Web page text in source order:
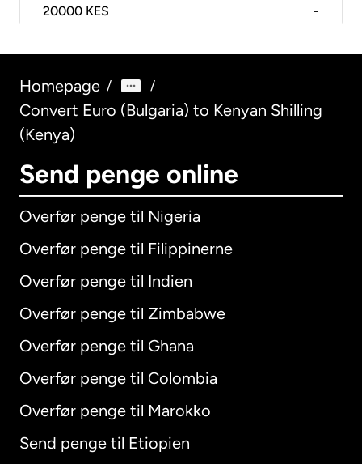
20000 KES -
Homepage / /
Convert Euro (Bulgaria) to Kenyan Shilling
(Kenya)
Send penge online
Overfør penge til Nigeria
Overfør penge til Filippinerne
Overfør penge til Indien
Overfør penge til Zimbabwe
Overfør penge til Ghana
Overfør penge til Colombia
Overfør penge til Marokko
Send penge til Etiopien